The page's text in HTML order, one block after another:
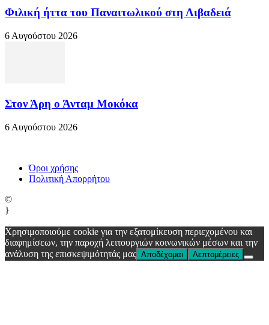
Φιλική ήττα του Παναιτωλικού στη Λιβαδειά
6 Αυγούστου 2026
Στον Άρη ο Άνταμ Μοκόκα
6 Αυγούστου 2026
Όροι χρήσης
Πολιτική Απορρήτου
©
}
Χρησιμοποιούμε cookie για την εξατομίκευση περιεχομένου και
διαφημίσεων, την παροχή λειτουργιών κοινωνικών μέσων και την
ανάλυση της επισκεψιμότητάς μας Αποδέχομαι Λεπτομέρειες